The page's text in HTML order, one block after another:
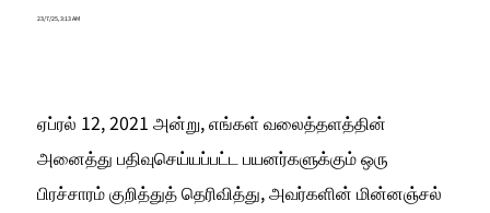
23/7/25, 3:13 AM
ஏப்ரல் 12, 2021 அன்று, எங்கள் வலைத்தளத்தின்
அனைத்து பதிவுசெய்யப்பட்ட பயனர்களுக்கும் ஒரு
பிரச்சாரம் குறித்துத் தெரிவித்து, அவர்களின் மின்னஞ்சல்